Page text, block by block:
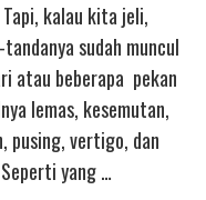
kalau kita jeli,
sudah muncul
atau beberapa pekan
lemas, kesemutan,
pusing, vertigo, dan
yang …